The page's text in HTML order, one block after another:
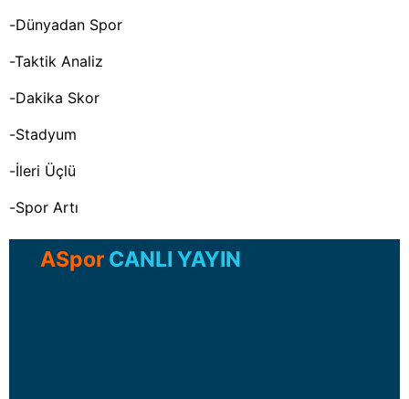
-Dünyadan Spor
-Taktik Analiz
-Dakika Skor
-Stadyum
-İleri Üçlü
-Spor Artı
ASpor CANLI YAYIN